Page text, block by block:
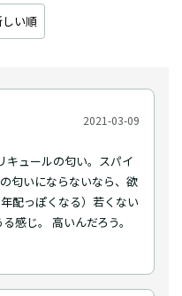
い順
2021-03-09
キュールの匂い。スパイ
匂いにならないなら、欲
配っぽくなる）若くない
感じ。 高いんだろう。